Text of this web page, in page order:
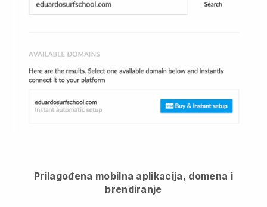
Prilagođena mobilna aplikacija, domena i
brendiranje